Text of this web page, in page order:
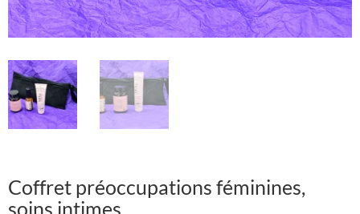
Coffret préoccupations féminines,
soins intimes